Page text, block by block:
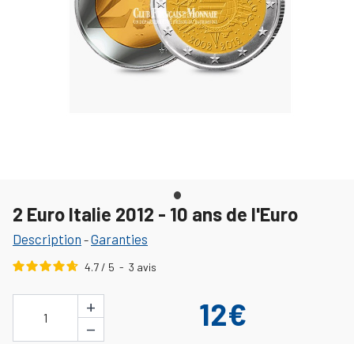
2 Euro Italie 2012 - 10 ans de l'Euro
Description -Garanties
4.7/ 5 - 3 avis
1
+
−
12€